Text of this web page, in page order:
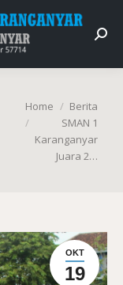
You are here:
Home
Berita
SMAN 1
Karanganyar
Juara 2…
OKT
19